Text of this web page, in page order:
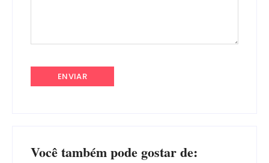
Você também pode gostar de: